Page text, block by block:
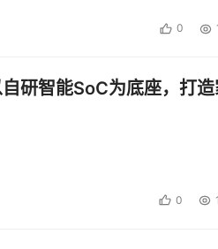
0
研智能SoC为底座，打
0